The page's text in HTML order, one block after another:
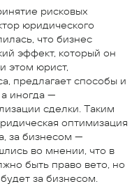
рисковых
юридического
что бизнес
эффект, который он
этом юрист,
предлагает способы и
иногда —
сделки. Таким
оптимизация
за бизнесом —
во мнении, что в
быть право вето, но
за бизнесом.